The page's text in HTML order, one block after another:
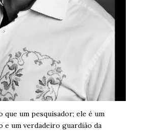
que um pesquisador; ele é um
e um verdadeiro guardião da